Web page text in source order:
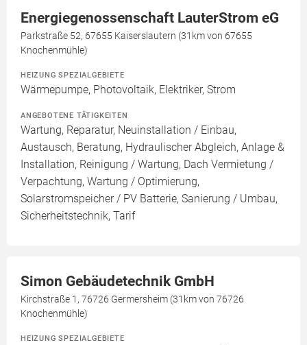
Energiegenossenschaft LauterStrom eG
Parkstraße 52, 67655 Kaiserslautern (31km von 67655
Knochenmühle)
HEIZUNG SPEZIALGEBIETE
Wärmepumpe, Photovoltaik, Elektriker, Strom
ANGEBOTENE TÄTIGKEITEN
Wartung, Reparatur, Neuinstallation / Einbau,
Austausch, Beratung, Hydraulischer Abgleich, Anlage &
Installation, Reinigung / Wartung, Dach Vermietung /
Verpachtung, Wartung / Optimierung,
Solarstromspeicher / PV Batterie, Sanierung / Umbau,
Sicherheitstechnik, Tarif
Simon Gebäudetechnik GmbH
Kirchstraße 1, 76726 Germersheim (31km von 76726
Knochenmühle)
HEIZUNG SPEZIALGEBIETE